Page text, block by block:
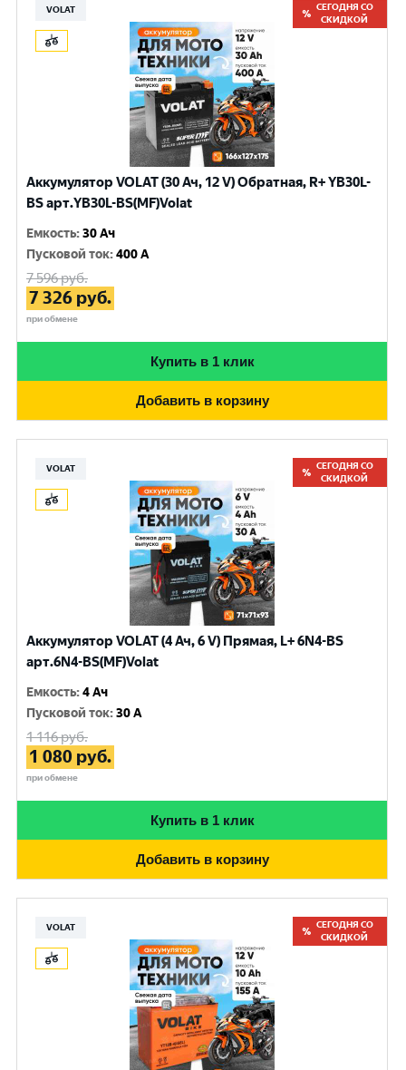
VOLAT
СЕГОДНЯ СО
СКИДКОЙ
Аккумулятор VOLAT (30 Ач, 12 V) Обратная, R+ YB30L-
BS арт.YB30L-BS(MF)Volat
Емкость:30 Ач
Пусковой ток:400 A
7 596руб.
7 326 руб.
при обмене
Купить в 1 клик
Добавить в корзину
VOLAT
СЕГОДНЯ СО
СКИДКОЙ
Аккумулятор VOLAT (4 Ач, 6 V) Прямая, L+ 6N4-BS
арт.6N4-BS(MF)Volat
Емкость:4 Ач
Пусковой ток:30 A
1 116руб.
1 080 руб.
при обмене
Купить в 1 клик
Добавить в корзину
VOLAT
СЕГОДНЯ СО
СКИДКОЙ